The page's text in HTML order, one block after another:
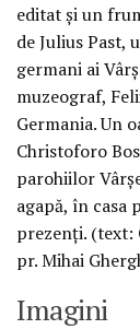
editat şi un
de Julius
germani ai
muzeograf,
Germania. Un
Christoforo
parohiilor
agapă, în casa
prezenţi. (text:
pr. Mihai
Imagini